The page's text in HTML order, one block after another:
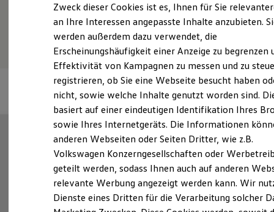
Laden
Laden unterwegs
Laden Zuhause
Ladezeitensimulator
Batterie
Sicherheit
Garantie und Lebensdauer
Nachhaltigkeit
Technologie
Kosten und Kauf
Verbrauchskosten
Kaufoptionen
E-Auto-Förderung
Software und Konnektivität
Die ID. Software 6
ID. Software Versionen und Updates
Digitale Extras
Schnittstellen zu Ihrem ID.
Fahrzeugangebot anfordern
Zweck dieser Cookies ist es, Ihnen für Sie
an Ihre Interessen angepasste Inhalte anzubieten.
werden außerdem dazu verwendet, die
Erscheinungshäufigkeit einer Anzeige zu begrenzen
Effektivität von Kampagnen zu messen und zu
registrieren, ob Sie eine Webseite besucht haben
nicht, sowie welche Inhalte genutzt worden sind.
basiert auf einer eindeutigen Identifikation Ihres
sowie Ihres Internetgeräts. Die Informationen
anderen Webseiten oder Seiten Dritter, wie z.B.
Volkswagen Konzerngesellschaften oder
geteilt werden, sodass Ihnen auch auf anderen
relevante Werbung angezeigt werden kann. Wir
Dienste eines Dritten für die Verarbeitung solcher